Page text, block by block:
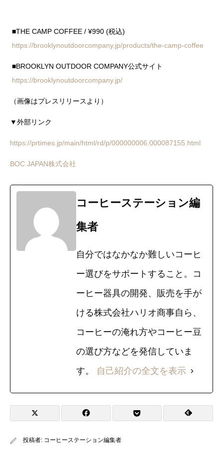
■THE CAMP COFFEE / ¥990 (税込)
https://brooklynoutdoorcompany.jp/products/the-camp-coffee
■BROOKLYN OUTDOOR COMPANY公式サイト
https://brooklynoutdoorcompany.jp/
（画像はプレスリリースより）
▼外部リンク
https://prtimes.jp/main/html/rd/p/000000006.000087155.html
BOC JAPAN株式会社
コーヒーステーション編
集者
自分ではなかなか難しいコーヒ
ー選びをサポートすること。コ
ーヒー器具の開発、販売を手が
ける株式会社ハリオ商事自ら、
コーヒーの淹れ方やコーヒー豆
の選び方などを発信していま
す。 自己紹介の全文を表示
投稿者: コーヒーステーション編集者